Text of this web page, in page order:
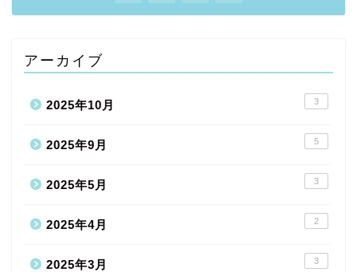
アーカイブ
2025年10月 3
2025年9月 5
2025年5月 3
2025年4月 2
2025年3月 3